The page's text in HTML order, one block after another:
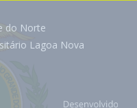
do Norte
Lagoa Nova